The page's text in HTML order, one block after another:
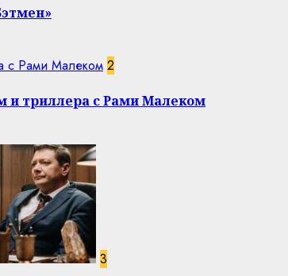
с Рами Малеком 2
и триллера с Рами Малеком
3